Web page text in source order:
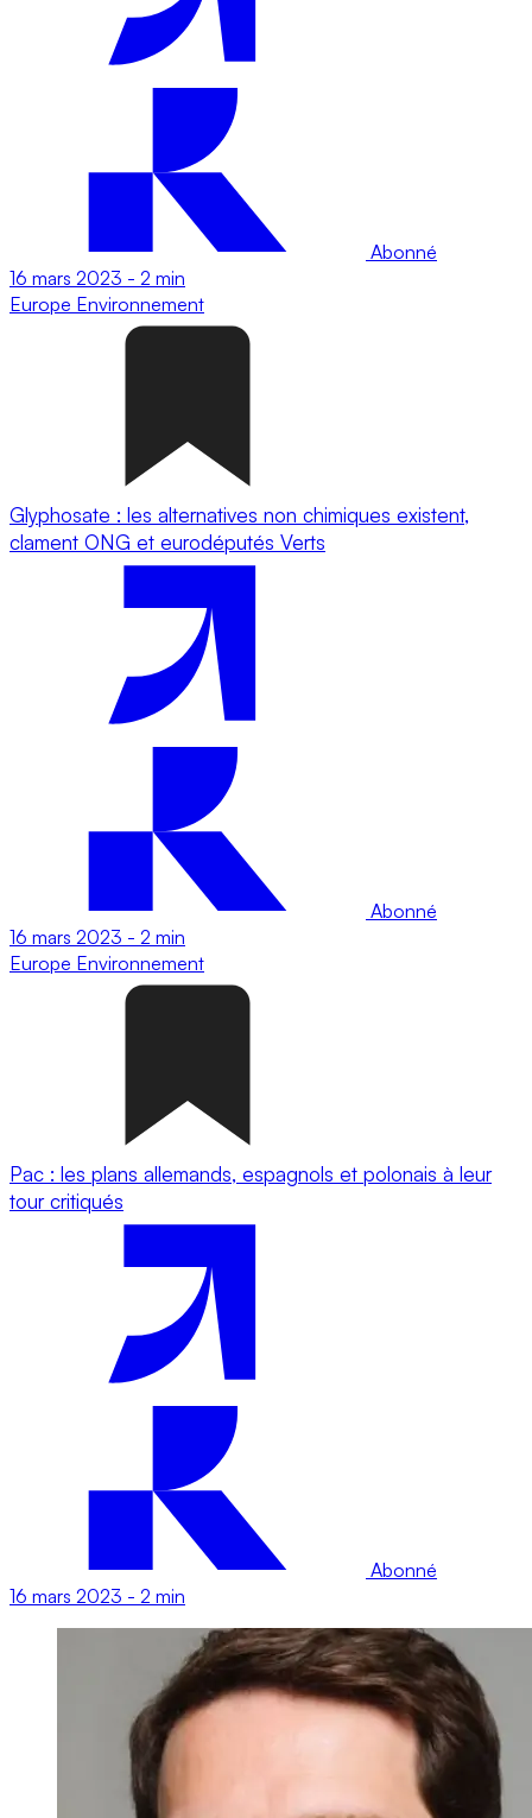
Abonné
16 mars 2023 - 2 min
Europe Environnement
Glyphosate : les alternatives non chimiques existent,
clament ONG et eurodéputés Verts
Abonné
16 mars 2023 - 2 min
Europe Environnement
Pac : les plans allemands, espagnols et polonais à leur
tour critiqués
Abonné
16 mars 2023 - 2 min